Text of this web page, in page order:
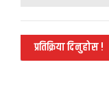
प्रतिक्रिया दिनुहोस !